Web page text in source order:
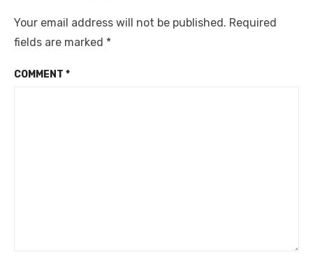
Your email address will not be published. Required
fields are marked *
COMMENT *